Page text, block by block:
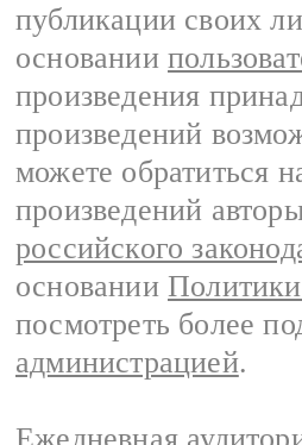
публикации своих
основании
произведения
произведений
можете обратиться
произведений
российского
основании
посмотреть более
администрацией.
Ежедневная